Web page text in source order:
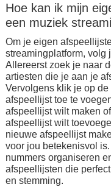
Hoe kan ik mijn
een muziek
Om je eigen
streamingplatform, volg
Allereerst zoek je naar
artiesten die je aan je
Vervolgens klik je op
afspeellijst toe te
afspeellijst wilt maken
afspeellijst wilt
nieuwe afspeellijst
voor jou betekenisvol
nummers organiseren
afspeellijsten die
en stemming.